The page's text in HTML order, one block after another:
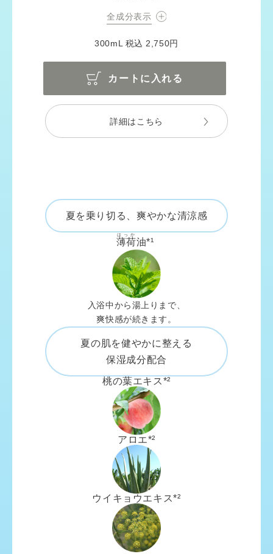
全成分表示
300mL 税込 2,750円
カートに入れる
詳細はこちら
夏を乗り切る、爽やかな清涼感
薄荷
はっか
油*¹
入浴中から湯上りまで、
爽快感が続きます。
夏の肌を健やかに整える
保湿成分配合
桃の葉エキス*²
アロエ*²
ウイキョウエキス*²